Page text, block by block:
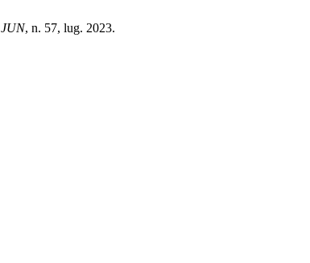
JUN, n. 57, lug. 2023.